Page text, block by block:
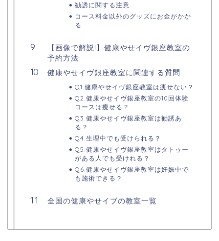
勧誘に関する注意
コース料金以外のグッズにお金がかか
る
【画像で解説!】健康やせイヴ銀座教室の
予約方法
健康やせイヴ銀座教室に関連する質問
Q1.健康やせイヴ銀座教室は痩せない？
Q2.健康やせイヴ銀座教室の10回体験
コースは痩せる？
Q3.健康やせイヴ銀座教室は勧誘あ
る？
Q4.生理中でも受けられる？
Q5.健康やせイヴ銀座教室はタトゥー
がある人でも受けれる？
Q6.健康やせイヴ銀座教室は妊娠中で
も施術できる？
全国の健康やせイブの教室一覧